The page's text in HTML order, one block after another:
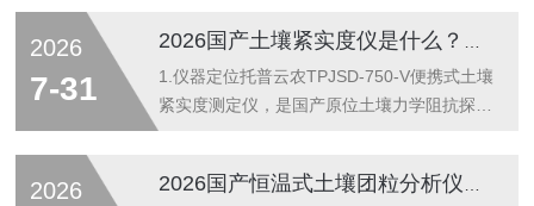
取有效态离子，加入特异性显色剂（如磷钼
蓝、铵络合物等）生成有色体系；多通道固态
化光路（红/蓝/绿/橙多...
的确证地位，而是把“采样—知情”的时延从天
级压缩到分钟级，承担现场初筛与空间布点决
策职能。2.检测原理（能散XRF原位定量）微
量分辨Kα/Lα峰位，数字多道处理器计数成
2026
7-31
1.仪器定位托普云农TPJSD-750-V便携式土壤
紧实度测定仪，是国产原位土壤力学阻抗探测
耕、深松）效果复核。它替代“木棍插土+脚感
2026